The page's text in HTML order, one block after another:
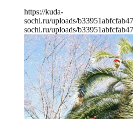
https://kuda-
sochi.ru/uploads/
sochi.ru/uploads/